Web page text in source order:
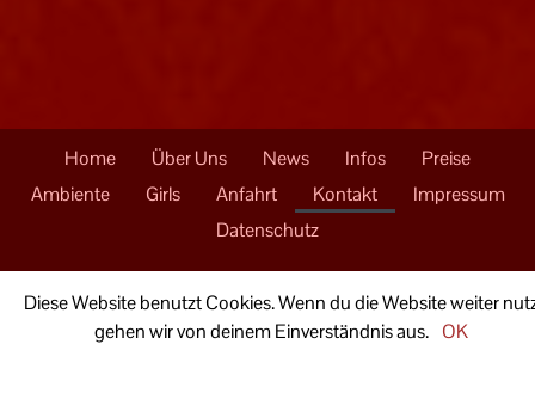
Home Über Uns News Infos
Preise
Ambiente
Girls Anfahrt Kontakt
Impressum
Datenschutz
Hinter den Kämpen 8
49594 Alfhausen
Diese Website benutzt Cookies. Wenn du die Website weiter
gehen wir von deinem Einverständnis aus. OK